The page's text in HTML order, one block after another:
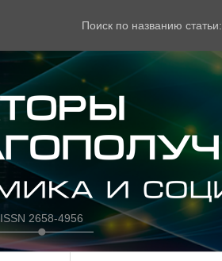
Поиск по названию статьи:
ISSN 2658-4956